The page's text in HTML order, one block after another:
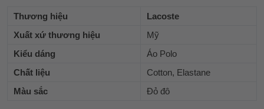
Thương hiệu
Lacoste
Xuất xứ thương hiệu
Mỹ
Kiểu dáng
Áo Polo
Chất liệu
Cotton, Elastane
Màu sắc
Đỏ đô